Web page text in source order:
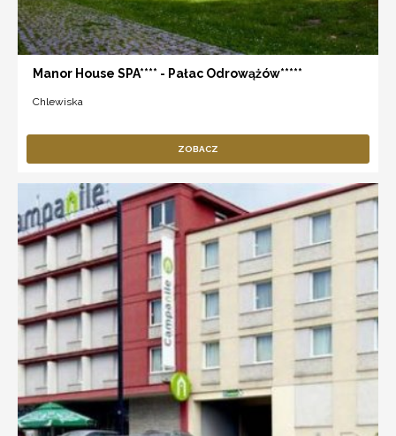
Manor House SPA**** - Pałac Odrowążów*****
Chlewiska
ZOBACZ